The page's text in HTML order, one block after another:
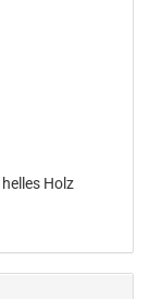
Holz